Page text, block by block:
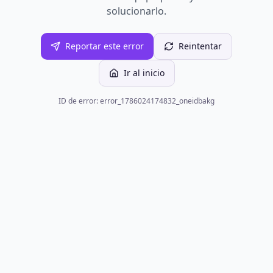
solucionarlo.
Reportar este error Reintentar
Ir al inicio
ID de error: error_1786024174832_oneidbakg